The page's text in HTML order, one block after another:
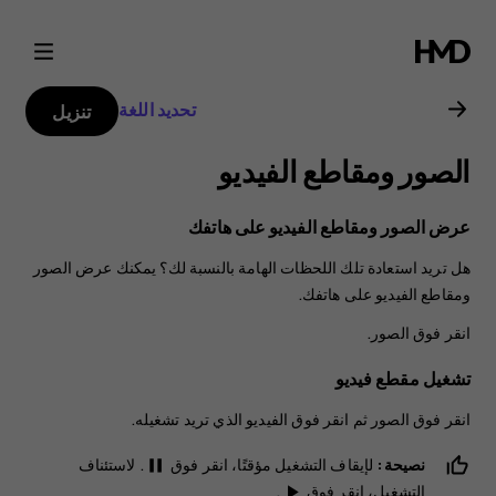
دليل
مستخدم
هاتف
Nokia
6.2
تحديد اللغة تنزيل
الصور ومقاطع الفيديو
عرض الصور ومقاطع الفيديو على هاتفك
هل تريد استعادة تلك اللحظات الهامة بالنسبة لك؟ يمكنك عرض الصور
ومقاطع الفيديو على هاتفك.
انقر فوق الصور .
تشغيل مقطع فيديو
انقر فوق الصور ثم انقر فوق الفيديو الذي تريد تشغيله.
نصيحة: لإيقاف التشغيل مؤقتًا، انقر فوق pause . لاستئناف
التشغيل، انقر فوق
.